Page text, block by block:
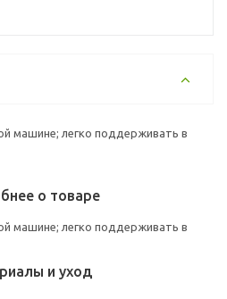
машине; легко поддерживать в
о товаре
машине; легко поддерживать в
и уход